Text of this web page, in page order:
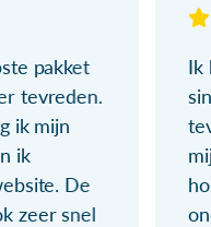
pakket
tevreden.
ik mijn
ik
De
zeer snel
Ik